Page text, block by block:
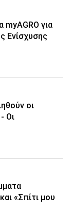
για
Ενίσχυσης
οι
Οι
«Σπίτι μου